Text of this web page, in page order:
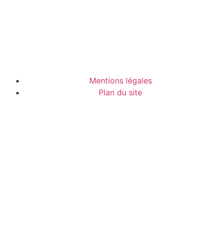
Mentions légales
Plan du site